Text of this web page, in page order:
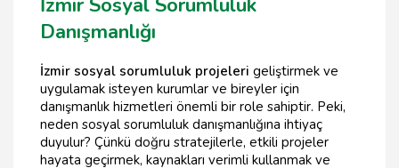
İzmir Sosyal Sorumluluk
Danışmanlığı
İzmir sosyal sorumluluk projeleri geliştirmek ve
uygulamak isteyen kurumlar ve bireyler için
danışmanlık hizmetleri önemli bir role sahiptir. Peki,
neden sosyal sorumluluk danışmanlığına ihtiyaç
duyulur? Çünkü doğru stratejilerle, etkili projeler
hayata geçirmek, kaynakları verimli kullanmak ve